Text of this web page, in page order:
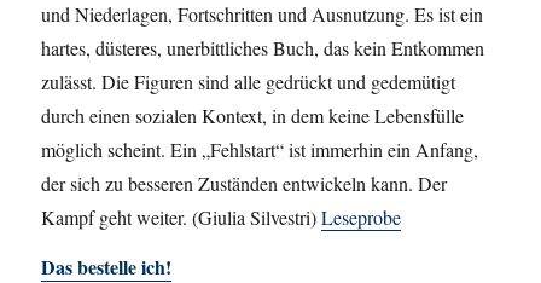
und Niederlagen, Fortschritten und Ausnutzung. Es ist ein
hartes, düsteres, unerbittliches Buch, das kein Entkommen
zulässt. Die Figuren sind alle gedrückt und gedemütigt
durch einen sozialen Kontext, in dem keine Lebensfülle
möglich scheint. Ein „Fehlstart“ ist immerhin ein Anfang,
der sich zu besseren Zuständen entwickeln kann. Der
Kampf geht weiter. (Giulia Silvestri)Leseprobe
Das bestelle ich!